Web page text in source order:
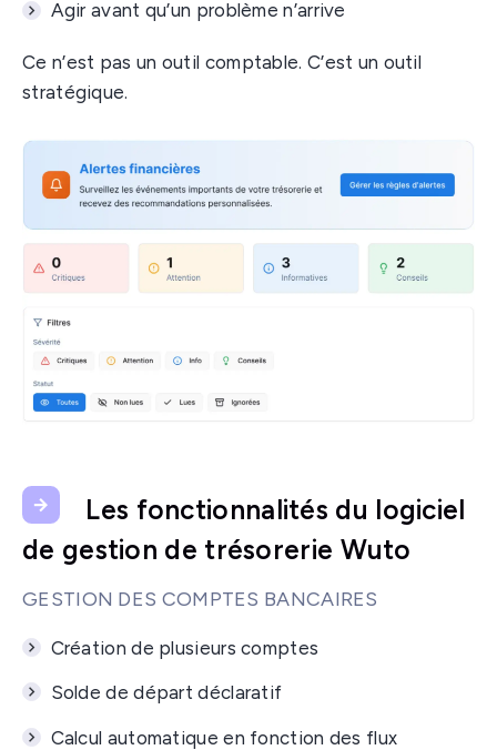
Agir avant qu’un problème n’arrive
Ce n’est pas un outil comptable. C’est un outil
stratégique.
Les fonctionnalités du logiciel
de gestion de trésorerie Wuto
GESTION DES COMPTES BANCAIRES
Création de plusieurs comptes
Solde de départ déclaratif
Calcul automatique en fonction des flux